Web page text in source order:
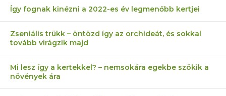
Így fognak kinézni a 2022-es év legmenőbb kertjei
Zseniális trükk – öntözd így az orchideát, és sokkal
tovább virágzik majd
Mi lesz így a kertekkel? – nemsokára egekbe szökik a
növények ára